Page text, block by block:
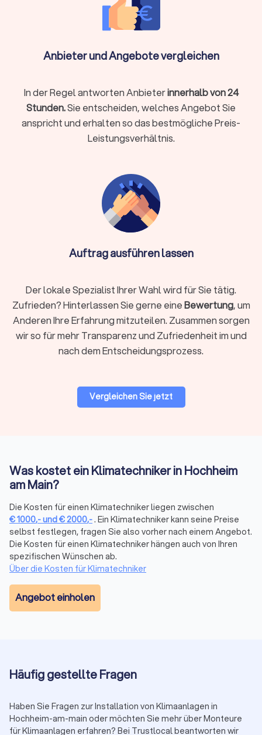
Montage von Klimaanlagen in Hochheim am
um eine effiziente und störungsfreie Nutzung zu
gewährleisten. Auf Trustlocal finden Sie lokale Installateure,
die nicht nur die beste Klimaanlage für Ihr Zuhause in
Hochheim am Main empfehlen können, sondern auch eine
professionelle Montage gewährleisten.
Preise für Klimaanlagen: Transparente
Kostenaufstellung
Die Kosten für Klimaanlagen können je nach Typ, Leistung und
Hersteller variieren. Auf Trustlocal bieten wir transparente
bezahlen. Dies schafft Vertrauen und ermöglicht eine
Hochheim am Main sicherstellen, dass Sie die beste Lösung
zu einem fairen Preis erhalten. Ihre Anfragen erfolgen
kostenlos und unverbindlich. Vergleichen Sie die Angebote
und wählen Sie die Klimaanlage, die perfekt zu Ihren
Bedürfnissen passt.
Die perfekte Klimaanlage für Ihr Zuhause auf
Trustlocal finden
Klimaanlagen, die durch positive Bewertungen und
qualifizierte Dienstleistungen überzeugen. Holen Sie sich
Angebote von vertrauenswürdigen Installateuren für
Klimaanlagen in Hochheim am Main und schaffen Sie in Ihrem
Zuhause das optimale Raumklima. Vertrauen Sie auf
Trustlocal, um die Hitze draußen und den Komfort drinnen zu
halten.
Anbieter und Angebote vergleichen
In der Regel antworten Anbieterinnerhalb von 24
Stunden.Sie entscheiden, welches Angebot Sie
anspricht und erhalten so das bestmögliche Preis-
Leistungsverhältnis.
Auftrag ausführen lassen
Der lokale Spezialist Ihrer Wahl wird für Sie tätig.
Zufrieden? Hinterlassen Sie gerne eineBewertung, um
Anderen Ihre Erfahrung mitzuteilen. Zusammen sorgen
wir so für mehr Transparenz und Zufriedenheit im und
nach dem Entscheidungsprozess.
Vergleichen Sie jetzt
Was kostet ein Klimatechniker in Hochheim
am Main?
Die Kosten für einen Klimatechniker liegen zwischen
€1000,-und€2000,-. Ein Klimatechniker kann seine Preise
selbst festlegen, fragen Sie also vorher nach einem Angebot.
Die Kosten für einen Klimatechniker hängen auch von Ihren
spezifischen Wünschen ab.
Über die Kosten für Klimatechniker
Angebot einholen
Häufig gestellte Fragen
Haben Sie Fragen zur Installation von Klimaanlagen in
Hochheim-am-main oder möchten Sie mehr über Monteure
für Klimaanlagen erfahren? Bei Trustlocal beantworten wir